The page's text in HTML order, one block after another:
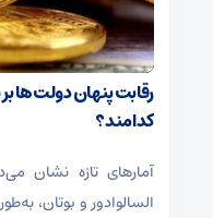
کدامند؟
آمارهای تازه نشان
السالوادور و بوتان،